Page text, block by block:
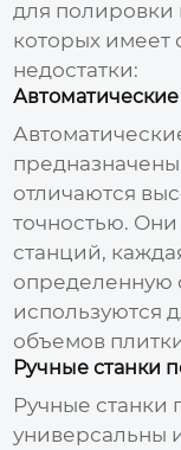
для полировки
которых имеет
недостатки:
отличаются
точностью. Они
станций,
используются
объемов
Ручные станки
Ручные станки
универсальны